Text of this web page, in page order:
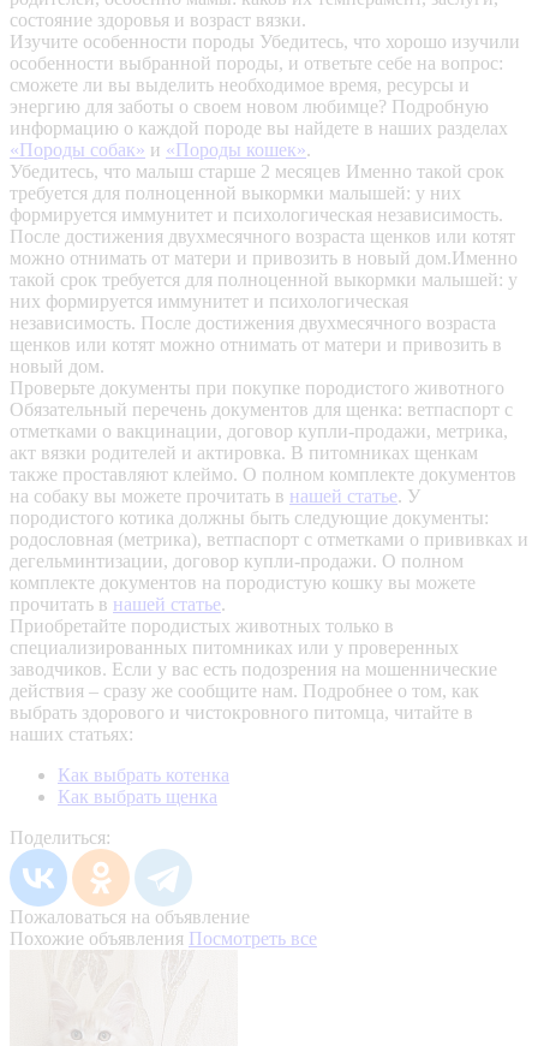
состояние здоровья и возраст вязки.
Изучите особенности породы Убедитесь, что хорошо изучили
особенности выбранной породы, и ответьте себе на вопрос:
сможете ли вы выделить необходимое время, ресурсы и
энергию для заботы о своем новом любимце? Подробную
информацию о каждой породе вы найдете в наших разделах
«Породы собак» и «Породы кошек».
Убедитесь, что малыш старше 2 месяцев Именно такой срок
требуется для полноценной выкормки малышей: у них
формируется иммунитет и психологическая независимость.
После достижения двухмесячного возраста щенков или котят
можно отнимать от матери и привозить в новый дом.Именно
такой срок требуется для полноценной выкормки малышей: у
них формируется иммунитет и психологическая
независимость. После достижения двухмесячного возраста
щенков или котят можно отнимать от матери и привозить в
новый дом.
Проверьте документы при покупке породистого животного
Обязательный перечень документов для щенка: ветпаспорт с
отметками о вакцинации, договор купли-продажи, метрика,
акт вязки родителей и актировка. В питомниках щенкам
также проставляют клеймо. О полном комплекте документов
на собаку вы можете прочитать в нашей статье. У
породистого котика должны быть следующие документы:
родословная (метрика), ветпаспорт с отметками о прививках и
дегельминтизации, договор купли-продажи. О полном
комплекте документов на породистую кошку вы можете
прочитать в нашей статье.
Приобретайте породистых животных только в
специализированных питомниках или у проверенных
заводчиков. Если у вас есть подозрения на мошеннические
действия – сразу же сообщите нам. Подробнее о том, как
выбрать здорового и чистокровного питомца, читайте в
наших статьях:
Как выбрать котенка
Как выбрать щенка
Поделиться:
Пожаловаться на объявление
Похожие объявления Посмотреть все